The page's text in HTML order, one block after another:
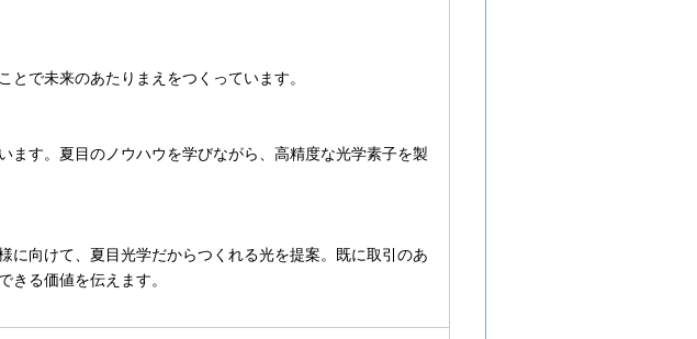
で未来のあたりまえをつくっています。
ます。夏目のノウハウを学びながら、高精度な光学素子を製
に向けて、夏目光学だからつくれる光を提案。既に取引のあ
きる価値を伝えます。